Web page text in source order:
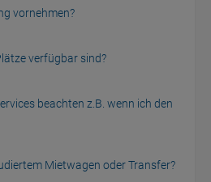
vornehmen?
verfügbar sind?
beachten z.B. wenn ich den
Mietwagen oder Transfer?